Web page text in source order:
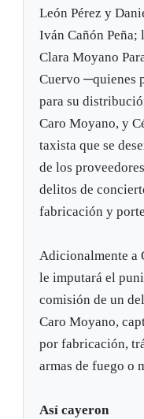
León Pérez y
Iván Cañón Peña;
Clara Moyano
Cuervo ─quienes
para su
Caro Moyano, y
taxista que se
de los
delitos de
fabricación y
Adicionalmente a
le imputará el
comisión de un
Caro Moyano,
por fabricación,
armas de fuego o
Así cayeron